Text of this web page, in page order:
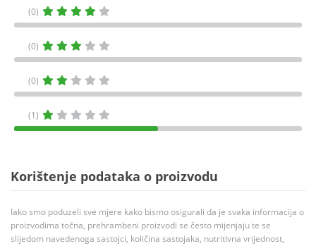
(0)
(0)
(0)
(1)
Korištenje podataka o proizvodu
Iako smo poduzeli sve mjere kako bismo osigurali da je svaka informacija o
proizvodima točna, prehrambeni proizvodi se često mijenjaju te se
slijedom navedenoga sastojci, količina sastojaka, nutritivna vrijednost,